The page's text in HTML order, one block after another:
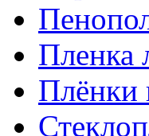
Пленка
Плёнки